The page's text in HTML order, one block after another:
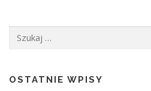
p
OSTATNIE WPISY